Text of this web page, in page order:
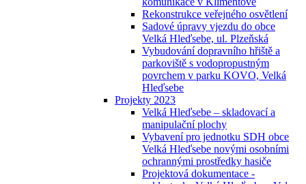
Rekonstrukce veřejného osvětlení
Sadové úpravy vjezdu do obce
Velká Hleďsebe, ul. Plzeňská
Vybudování dopravního hřiště a
parkoviště s vodopropustným
povrchem v parku KOVO, Velká
Hleďsebe
Projekty 2023
Velká Hleďsebe – skladovací a
manipulační plochy
Vybavení pro jednotku SDH obce
Velká Hleďsebe novými osobními
ochrannými prostředky hasiče
Projektová dokumentace -